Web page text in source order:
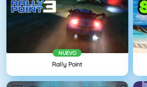
NUEVO
Rally Point